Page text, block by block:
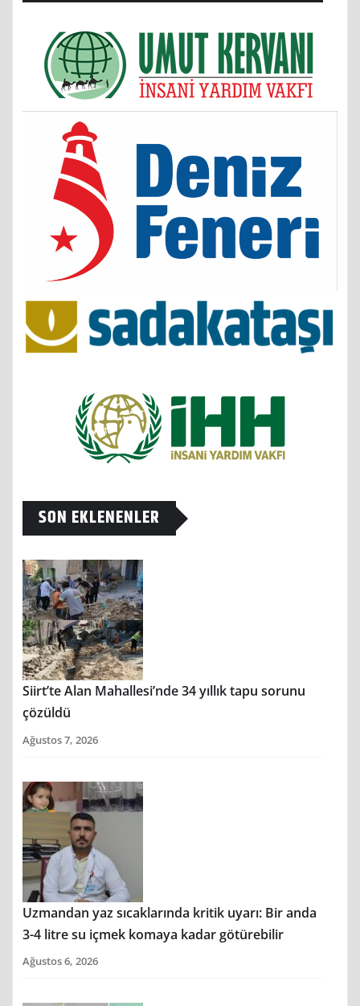
SON EKLENENLER
Siirt’te Alan Mahallesi’nde 34 yıllık tapu sorunu
çözüldü
Ağustos 7, 2026
Uzmandan yaz sıcaklarında kritik uyarı: Bir anda
3-4 litre su içmek komaya kadar götürebilir
Ağustos 6, 2026